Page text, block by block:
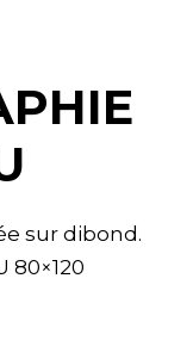
sur dibond.
80×120